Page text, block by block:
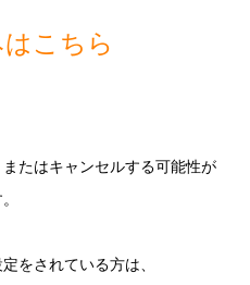
こちら
たはキャンセルする可能性が
をされている方は、